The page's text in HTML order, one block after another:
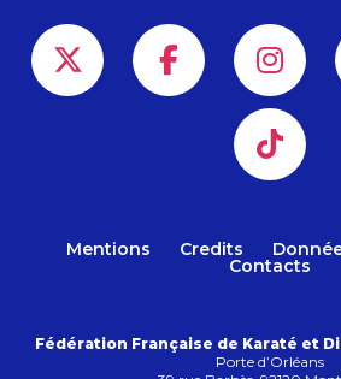
Mentions Credits
Contacts
Fédération Française de Karaté et
Porte d’Orléans